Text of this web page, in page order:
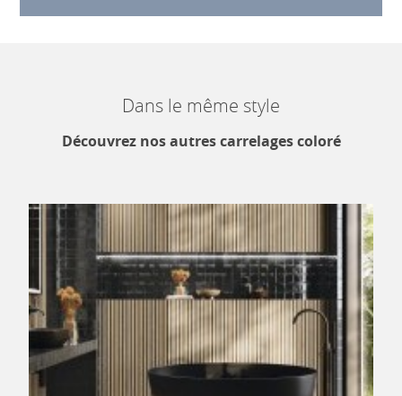
Dans le même style
Découvrez nos autres carrelages coloré